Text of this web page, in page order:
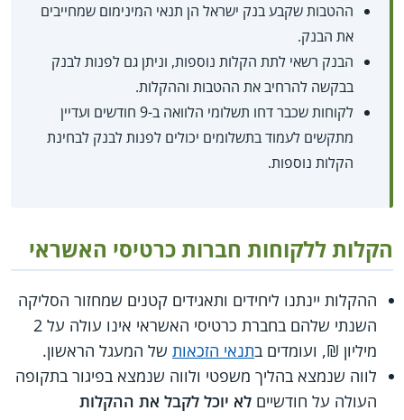
ההטבות שקבע בנק ישראל הן תנאי המינימום שמחייבים
את הבנק.
הבנק רשאי לתת הקלות נוספות, וניתן גם לפנות לבנק
בבקשה להרחיב את ההטבות וההקלות.
לקוחות שכבר דחו תשלומי הלוואה ב-9 חודשים ועדיין
מתקשים לעמוד בתשלומים יכולים לפנות לבנק לבחינת
הקלות נוספות.
הקלות ללקוחות חברות כרטיסי האשראי
ההקלות יינתנו ליחידים ותאגידים קטנים שמחזור הסליקה
השנתי שלהם בחברת כרטיסי האשראי אינו עולה על 2
מיליון ₪, ועומדים בתנאי הזכאות של המעגל הראשון.
לווה שנמצא בהליך משפטי ולווה שנמצא בפיגור בתקופה
העולה על חודשיים לא יוכל לקבל את ההקלות